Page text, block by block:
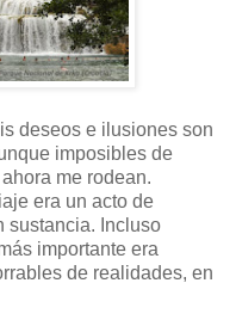
deseos e ilusiones son
imposibles de
me rodean.
era un acto de
sustancia. Incluso
importante era
de realidades, en